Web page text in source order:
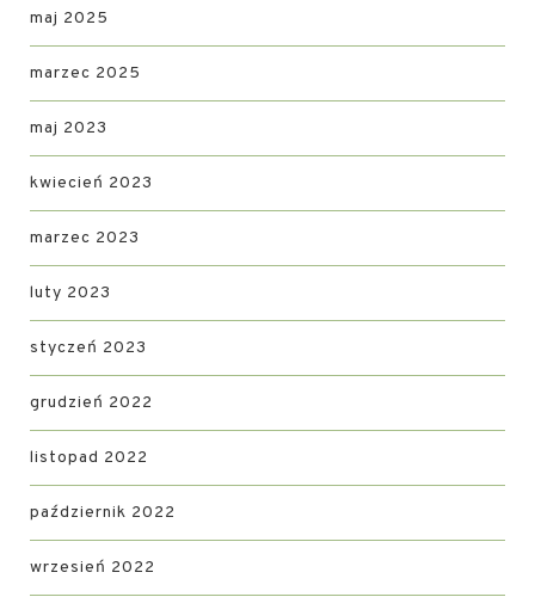
maj 2025
marzec 2025
maj 2023
kwiecień 2023
marzec 2023
luty 2023
styczeń 2023
grudzień 2022
listopad 2022
październik 2022
wrzesień 2022